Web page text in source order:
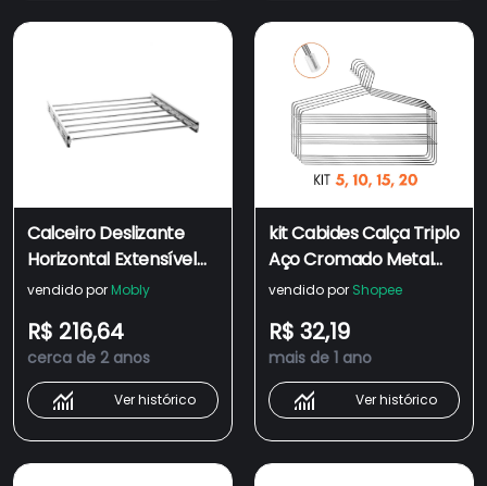
Calceiro Deslizante
Horizontal Extensível
para Closet 7 Varetas
Cromado
vendido por Mobly
R$ 216,64
cerca de 2 anos
Ver histórico
kit Cabides Calça Triplo
Aço Cromado Metal
Calceiro Adulto
Atacado Promoção
vendido por Shopee
R$ 32,19
mais de 1 ano
Ver histórico